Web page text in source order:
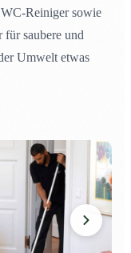
Reiniger sowie
für saubere und
Umwelt etwas